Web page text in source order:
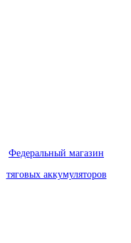
Федеральный магазин
тяговых аккумуляторов